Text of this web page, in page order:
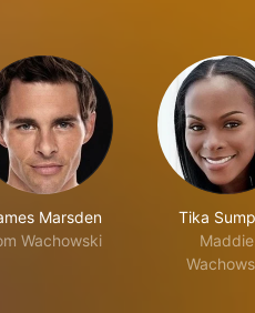
Marsden
Wachowski
Tika
Maddie